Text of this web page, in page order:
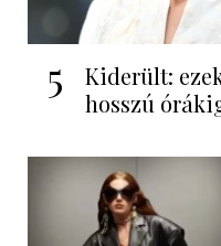
5
Kiderült:
hosszú